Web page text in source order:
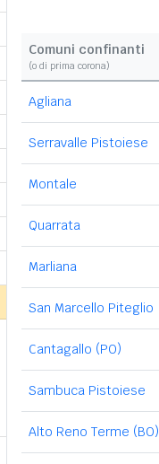
Comuni confinanti
(o di prima corona)
Agliana
Serravalle Pistoiese
Montale
Quarrata
Marliana
San Marcello Piteglio
Cantagallo (PO)
Sambuca Pistoiese
Alto Reno Terme (BO)